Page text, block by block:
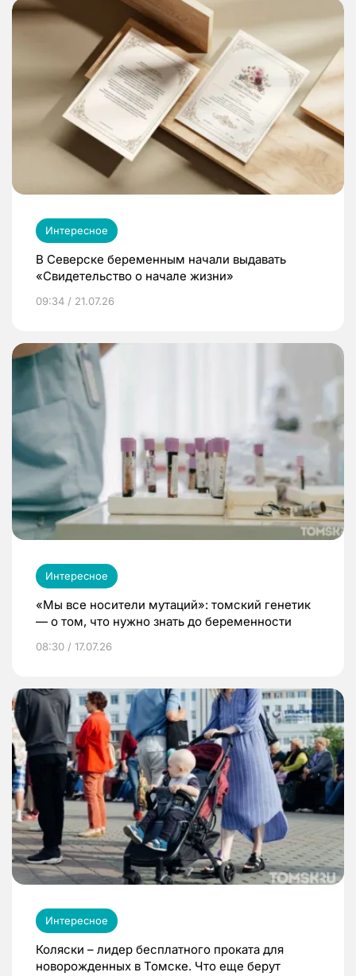
Интересное
В Северске беременным начали выдавать
«Свидетельство о начале жизни»
09:34 / 21.07.26
Интересное
«Мы все носители мутаций»: томский генетик
— о том, что нужно знать до беременности
08:30 / 17.07.26
Интересное
Коляски – лидер бесплатного проката для
новорожденных в Томске. Что еще берут